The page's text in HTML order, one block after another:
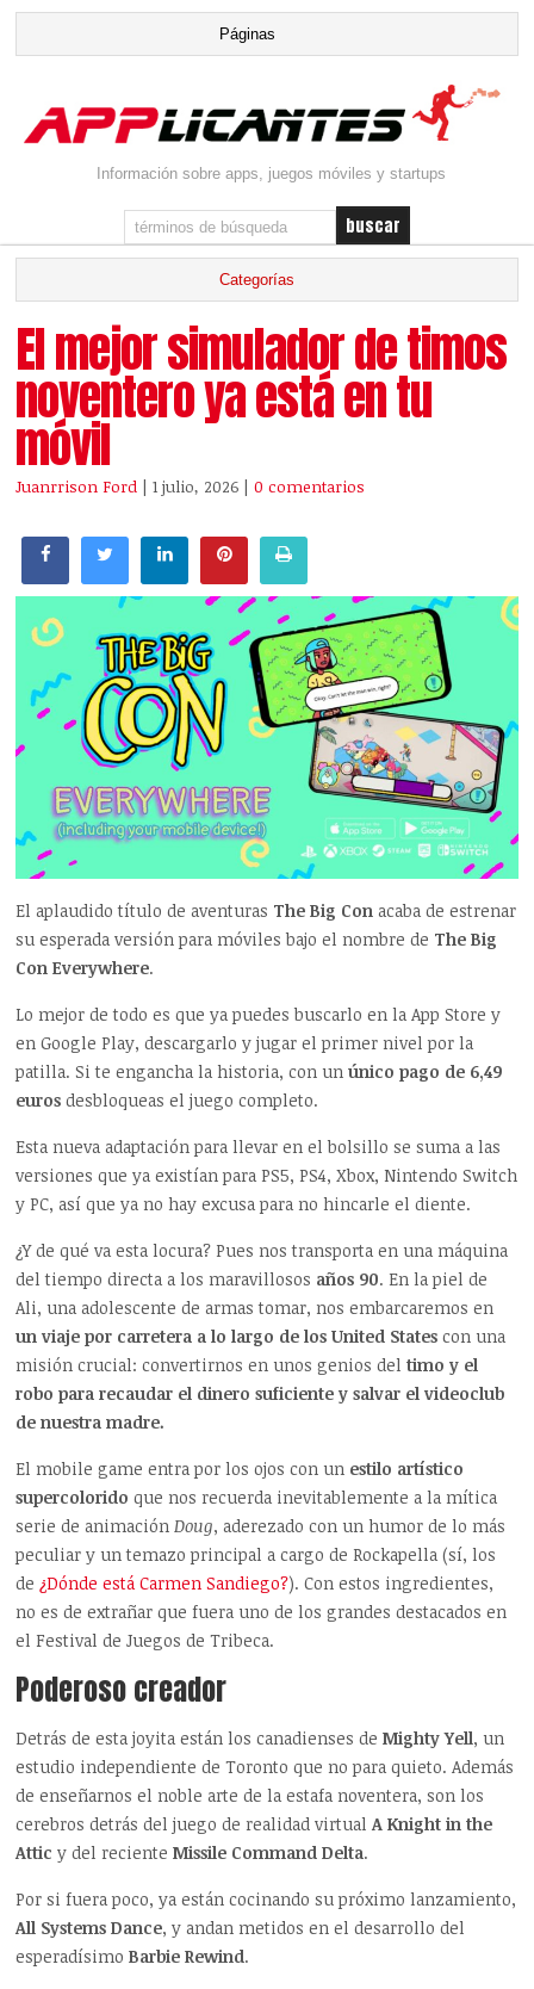
Información sobre apps, juegos móviles y startups
El mejor simulador de timos
noventero ya está en tu
móvil
Juanrrison Ford | 1 julio, 2026 |0 comentarios
El aplaudido título de aventuras The Big Con acaba de estrenar
su esperada versión para móviles bajo el nombre de The Big
Con Everywhere.
Lo mejor de todo es que ya puedes buscarlo en la App Store y
en Google Play, descargarlo y jugar el primer nivel por la
patilla. Si te engancha la historia, con unúnico pago de 6,49
euros desbloqueas el juego completo.
Esta nueva adaptación para llevar en el bolsillo se suma a las
versiones que ya existían para PS5, PS4, Xbox, Nintendo Switch
y PC, así que ya no hay excusa para no hincarle el diente.
¿Y de qué va esta locura? Pues nos transporta en una máquina
del tiempo directa a los maravillosos años 90. En la piel de
Ali, una adolescente de armas tomar, nos embarcaremos en
un viaje por carretera a lo largo de los United States con una
misión crucial: convertirnos en unos genios del timo y el
robo para recaudar el dinero suficiente y salvar el videoclub
de nuestra madre.
El mobile game entra por los ojos con un estilo artístico
supercolorido que nos recuerda inevitablemente a la mítica
serie de animaciónDoug, aderezado con un humor de lo más
peculiar y un temazo principal a cargo de Rockapella (sí, los
de¿Dónde está Carmen Sandiego?). Con estos ingredientes,
no es de extrañar que fuera uno de los grandes destacados en
el Festival de Juegos de Tribeca.
Poderoso creador
Detrás de esta joyita están los canadienses deMighty Yell, un
estudio independiente de Toronto que no para quieto. Además
de enseñarnos el noble arte de la estafa noventera, son los
cerebros detrás del juego de realidad virtualA Knight in the
Attic y del recienteMissile Command Delta.
Por si fuera poco, ya están cocinando su próximo lanzamiento,
All Systems Dance, y andan metidos en el desarrollo del
esperadísimoBarbie Rewind.